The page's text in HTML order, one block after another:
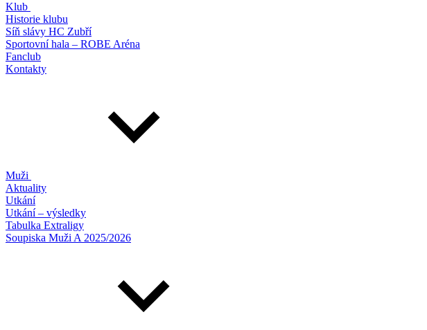
Klub
Historie klubu
Síň slávy HC Zubří
Sportovní hala – ROBE Aréna
Fanclub
Kontakty
Muži
Aktuality
Utkání
Utkání – výsledky
Tabulka Extraligy
Soupiska Muži A 2025/2026